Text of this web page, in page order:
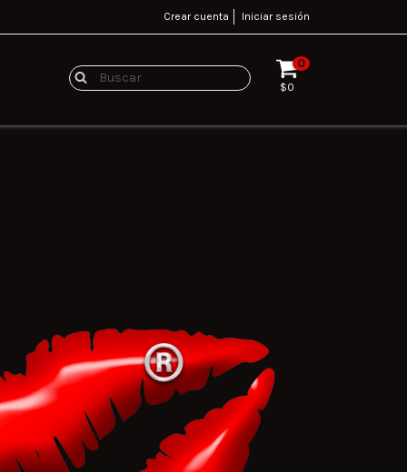
Crear cuenta Iniciar sesión
0
$0